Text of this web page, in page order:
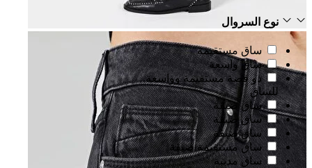
نوع السروال
ساق مستقيمة
ساق واسعة
ذو قصة مستقيمة وواسعة
للساق
ساق ضيقة
ساق ضيقة
ساق ضيقة
ساق مستقيمة ضيقة
ساق مدببة